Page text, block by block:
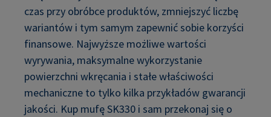
czas przy obróbce produktów, zmniejszyć liczbę
wariantów i tym samym zapewnić sobie korzyści
finansowe. Najwyższe możliwe wartości
wyrywania, maksymalne wykorzystanie
powierzchni wkręcania i stałe właściwości
mechaniczne to tylko kilka przykładów gwarancji
jakości. Kup mufę SK330 i sam przekonaj się o